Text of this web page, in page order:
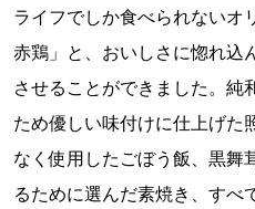
ライフでしか食べられないオ
赤鶏」と、おいしさに惚れ込
させることができました。純
ため優しい味付けに仕上げた
なく使用したごぼう飯、黒舞
るために選んだ素焼き、すべ